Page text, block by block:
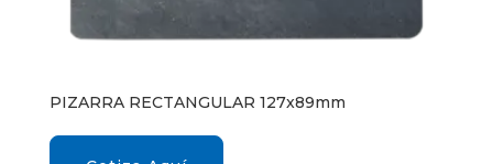
PIZARRA RECTANGULAR 127x89mm